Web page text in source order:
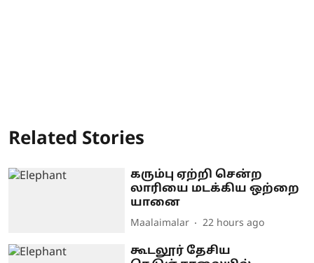
Related Stories
கரும்பு ஏற்றி சென்ற
லாரியை மடக்கிய ஒற்றை
யானை
Maalaimalar 22 hours ago
கூடலூர் தேசிய